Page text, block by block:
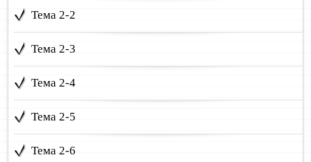
Тема 2-2
Тема 2-3
Тема 2-4
Тема 2-5
Тема 2-6